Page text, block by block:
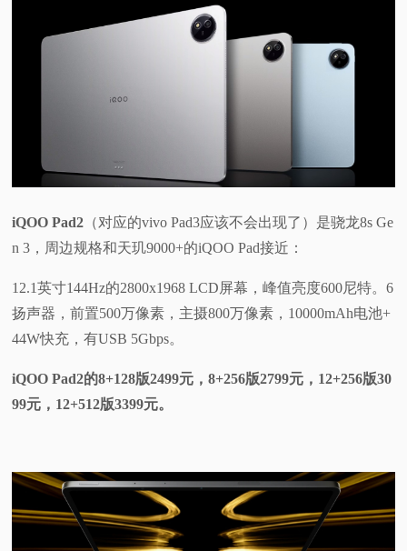
题
iQOO Pad2 （对应的vivo Pad3应该不会出现了）是骁龙8s Ge
n 3，周边规格和天玑9000+的iQOO Pad接近：
12.1英寸144Hz的2800x1968 LCD屏幕，峰值亮度600尼特。6
扬声器，前置500万像素，主摄800万像素，10000mAh电池+
44W快充，有USB 5Gbps。
iQOO Pad2的8+128版2499元，8+256版2799元，12+256版30
99元，12+512版3399元。